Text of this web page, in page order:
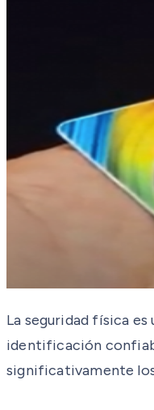
La seguridad física
identificación
significativamente